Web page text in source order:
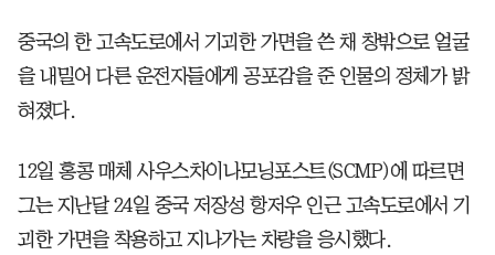
중국의 한 고속도로에서 기괴한 가면을 쓴 채 창밖으로 얼굴
을 내밀어 다른 운전자들에게 공포감을 준 인물의 정체가 밝
혀졌다.
12일 홍콩 매체 사우스차이나모닝포스트(SCMP)에 따르면
그는 지난달 24일 중국 저장성 항저우 인근 고속도로에서 기
괴한 가면을 착용하고 지나가는 차량을 응시했다.